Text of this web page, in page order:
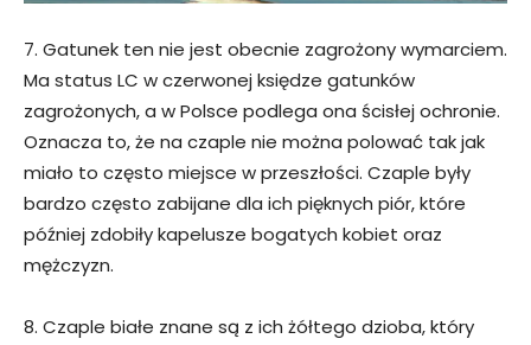
7. Gatunek ten nie jest obecnie zagrożony wymarciem.
Ma status LC w czerwonej księdze gatunków
zagrożonych, a w Polsce podlega ona ścisłej ochronie.
Oznacza to, że na czaple nie można polować tak jak
miało to często miejsce w przeszłości. Czaple były
bardzo często zabijane dla ich pięknych piór, które
później zdobiły kapelusze bogatych kobiet oraz
mężczyzn.
8. Czaple białe znane są z ich żółtego dzioba, który